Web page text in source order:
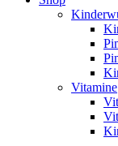
Vitamine